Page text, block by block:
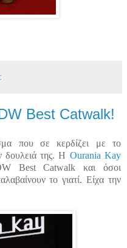
Best Catwalk!
που σε κερδίζει με το
δουλειά της. Η Ourania Kay
Best Catwalk και όσοι
το γιατί. Είχα την